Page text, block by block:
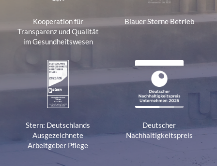
Kooperation für
Transparenz und Qualität
im Gesundheitswesen
Blauer Sterne Betrieb
Stern: Deutschlands
Ausgezeichnete
Arbeitgeber Pflege
Deutscher
Nachhaltigkeitspreis